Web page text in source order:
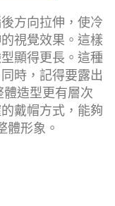
方向拉伸，使冷
視覺效果。這樣
顯得更長。這種
時，記得要露出
造型更有層次
戴帽方式，能夠
體形象。